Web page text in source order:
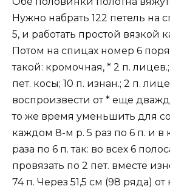
Нужно набрать 122 петель на
5, и работать простой вязкой
Потом на спицах номер 6
такой: кромочная, * 2 п. лицев.;
пет. косы; 10 п. изнан.; 2 п.
воспроизвести от * еще
то же время уменьшить для
каждом 8-м р. 5 раз по 6 п. и в
раза по 6 п. так: во всех 6
провязать по 2 пет. вместе
74 п. Через 51,5 см (98 ряда) от